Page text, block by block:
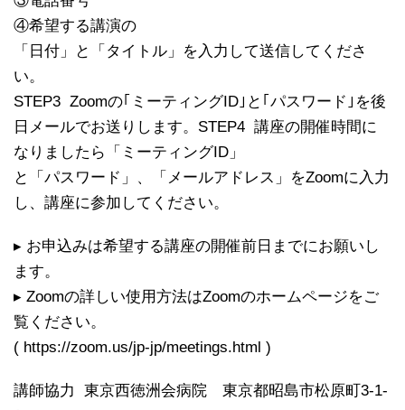
④希望する講演の
「日付」と「タイトル」を入力して送信してくださ
い。
STEP3 Zoomの｢ミーティングID｣と｢パスワード｣を後
日メールでお送りします。STEP4 講座の開催時間に
なりましたら「ミーティングID」
と「パスワード」、「メールアドレス」をZoomに入力
し、講座に参加してください。
▸ お申込みは希望する講座の開催前日までにお願いし
ます。
▸ Zoomの詳しい使用方法はZoomのホームページをご
覧ください。
( https://zoom.us/jp-jp/meetings.html )
講師協力 東京西徳洲会病院 東京都昭島市松原町3-1-